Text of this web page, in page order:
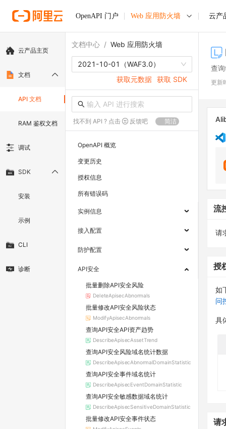
OpenAPI 门户 Web 应用防火墙 云产
云产品主页
文档
API 文档
RAM 鉴权文档
调试
SDK
安装
示例
CLI
诊断
文档中心 / Web 应用防火墙
2021-10-01
（WAF3.0）
获取元数据 获取 SDK
找不到 API ? 点击 反馈吧 简洁
OpenAPI 概览
变更历史
授权信息
所有错误码
实例信息
接入配置
防护配置
API安全
批量删除API安全风险
DeleteApisecAbnormals
批量修改API安全风险状态
ModifyApisecAbnormals
查询API安全API资产趋势
DescribeApisecAssetTrend
查询API安全风险域名统计数据
DescribeApisecAbnormalDomainStatistic
查询API安全事件域名统计
DescribeApisecEventDomainStatistic
查询API安全敏感数据域名统计
DescribeApisecSensitiveDomainStatistic
批量修改API安全事件状态
查
更新
流
请
授
如
问
具
请